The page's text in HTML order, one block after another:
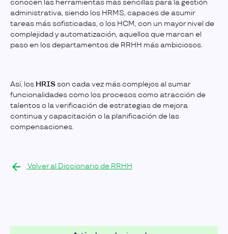
conocen las herramientas más sencillas para la gestión
administrativa, siendo los HRMS, capaces de asumir
tareas más sofisticadas, o los HCM, con un mayor nivel de
complejidad y automatización, aquellos que marcan el
paso en los departamentos de RRHH más ambiciosos.
Así, los HRIS son cada vez más complejos al sumar
funcionalidades como los procesos como atracción de
talentos o la verificación de estrategias de mejora
continua y capacitación o la planificación de las
compensaciones.
Volver al Diccionario de RRHH